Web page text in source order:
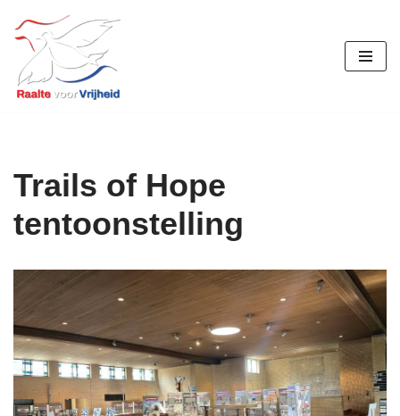
Ga
naar
de
Trails of Hope
tentoonstelling